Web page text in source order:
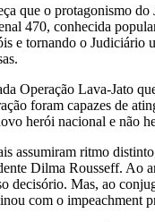
que o protagonismo
470, conhecida
e tornando o Judiciário
Operação Lava-Jato
foram capazes de
herói nacional e não
assumiram ritmo
Dilma Rousseff. Ao
decisório. Mas, ao
com o impeachment